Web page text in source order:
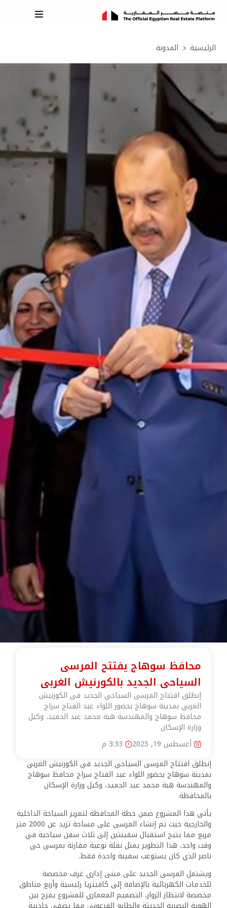
الرئيسية المدونة
محافظ سوهاج يفتتح المرسى
السياحى الجديد بالكورنيش الغربى
إنطلق افتتاح المرسى السياحي الجديد في الكورنيش
الغربي بمدينة سوهاج بحضور اللواء عبد الفتاح سراج
محافظ سوهاج والمهندسة هبة محمد عبد الحميد، وكيل
وزارة الإسكان
أغسطس 19, 2025
3:33 م
إنطلق افتتاح المرسى السياحي الجديد في الكورنيش الغربي
بمدينة سوهاج بحضور اللواء عبد الفتاح سراج محافظ سوهاج
والمهندسة هبة محمد عبد الحميد، وكيل وزارة الإسكان
بالمحافظة.
يأتي هذا المشروع ضمن خطة المحافظة لتعزيز السياحة الداخلية
والخارجية حيث تم إنشاء المرسى على مساحة تزيد عن 2000 متر
مربع مما يتيح استقبال سفينتين إلى ثلاث سفن سياحية في
وقت واحد، هذا التطوير يمثل نقلة نوعية مقارنة بمرسى حي
ناصر الذي كان يستوعب سفينة واحدة فقط.
ويشتمل المرسى الجديد على مبنى إداري غرف مخصصة
للخدمات الكهربائية بالإضافة إلى كافيتريا رئيسية وأربع مناطق
مخصصة لانتظار الزوار، التصميم المعماري للمشروع يمزج بين